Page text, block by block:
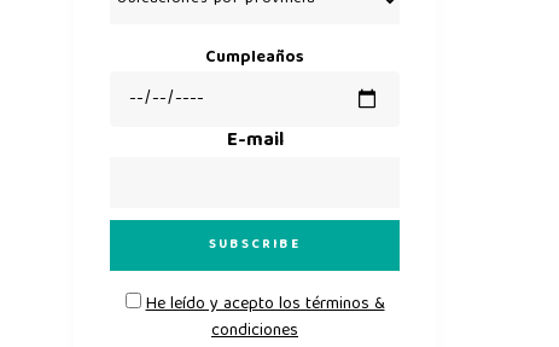
Cumpleaños
E-mail
He leído y acepto los términos &
condiciones